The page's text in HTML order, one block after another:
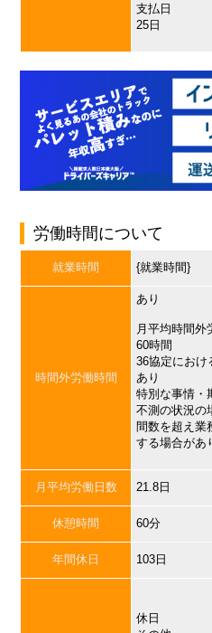
支払日
25日
労働時間について
就業時間 {就業時間}
時間外労働時間
あり
月平均時間外
60時間
36協定におけ
あり
特別な事情・
不測の状況の
間数を超え業
する場合があ
月平均労働日数 21.8日
休憩時間 60分
年間休日 103日
休日